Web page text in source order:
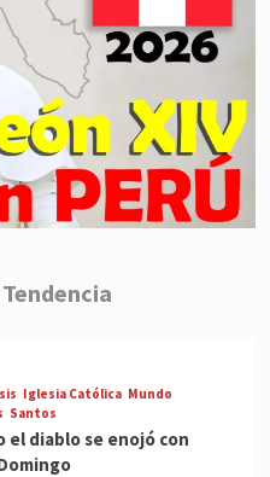
Iglesia Católica Mundo
Santos
el diablo se enojó con